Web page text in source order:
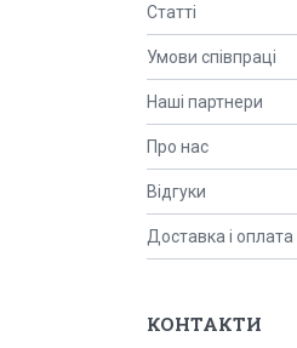
Статті
Умови співпраці
Наші партнери
Про нас
Відгуки
Доставка і оплата
КОНТАКТИ